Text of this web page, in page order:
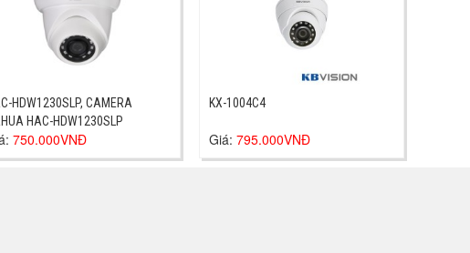
HDW1230SLP, CAMERA
HAC-HDW1230SLP
750.000VNĐ
KX-1004C4
Giá: 795.000VNĐ